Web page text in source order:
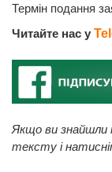
Термін подання
Читайте нас у
Якщо ви знайшли
тексту і